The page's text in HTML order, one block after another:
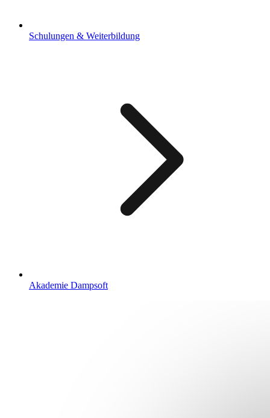
Schulungen & Weiterbildung
Akademie Dampsoft